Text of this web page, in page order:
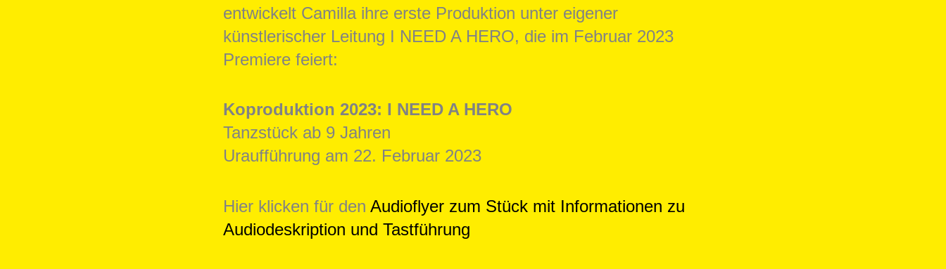
entwickelt Camilla ihre erste Produktion unter eigener
künstlerischer Leitung I NEED A HERO, die im Februar 2023
Premiere feiert:
Koproduktion 2023: I NEED A HERO
Tanzstück ab 9 Jahren
Uraufführung am 22. Februar 2023
Hier klicken für den Audioflyer zum Stück mit Informationen zu
Audiodeskription und Tastführung